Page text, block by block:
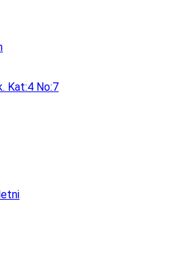
Kat:4 No:7